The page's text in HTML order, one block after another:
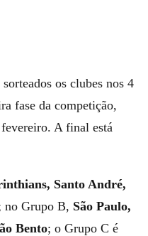
os clubes nos 4
fase da competição,
A final está
Santo André,
no Grupo B, São Paulo,
Bento; o Grupo C é